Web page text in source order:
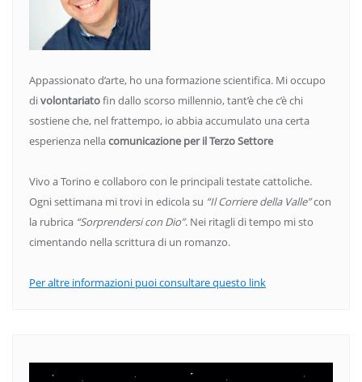
Appassionato d’arte, ho una formazione scientifica. Mi occupo
divolontariatofin dallo scorso millennio, tant’è che c’è chi
sostiene che, nel frattempo, io abbia accumulato una certa
esperienza nellacomunicazione per il Terzo Settore
Vivo a Torino e collaboro con le principali testate cattoliche.
Ogni settimana mi trovi in edicola su “Il Corriere della Valle”con
la rubrica “Sorprendersi con Dio”. Nei ritagli di tempo mi sto
cimentando nella scrittura di un romanzo.
Per altre informazioni puoi consultare questo link